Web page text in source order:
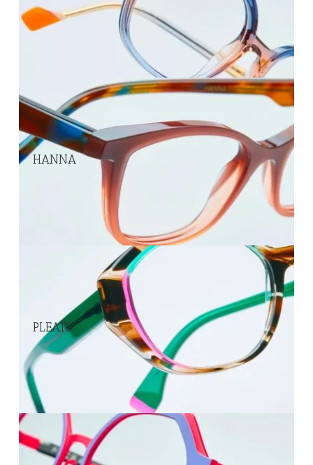
Hay un diseño Face a Face para cada rostro y alma que
busca destacar.
HANNA
PLEATS